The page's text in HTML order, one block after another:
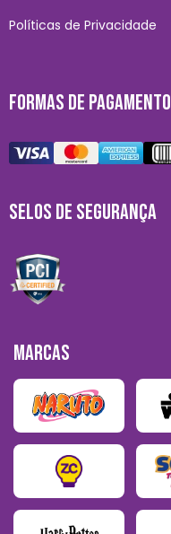
Políticas de Privacidade
FORMAS DE PAGAMENTO
SELOS DE SEGURANÇA
MARCAS